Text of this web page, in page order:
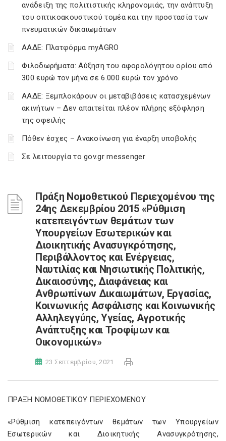
ανάδειξη της πολιτιστικής κληρονομιάς, την ανάπτυξη
του οπτικοακουστικού τομέα και την προστασία των
πνευματικών δικαιωμάτων
ΑΑΔΕ: Πλατφόρμα myAGRO
Φιλοδωρήματα: Αύξηση του αφορολόγητου ορίου από
300 ευρώ τον μήνα σε 6.000 ευρώ τον χρόνο
ΑΑΔΕ: Ξεμπλοκάρουν οι μεταβιβάσεις κατασχεμένων
ακινήτων – Δεν απαιτείται πλέον πλήρης εξόφληση
της οφειλής
Πόθεν έσχες – Ανακοίνωση για έναρξη υποβολής
Σε λειτουργία το gov.gr messenger
Πράξη Νομοθετικού Περιεχομένου της
24ης Δεκεμβρίου 2015 «Ρύθμιση
κατεπειγόντων θεμάτων των
Υπουργείων Εσωτερικών και
Διοικητικής Ανασυγκρότησης,
Περιβάλλοντος και Ενέργειας,
Ναυτιλίας και Νησιωτικής Πολιτικής,
Δικαιοσύνης, Διαφάνειας και
Ανθρωπίνων Δικαιωμάτων, Εργασίας,
Κοινωνικής Ασφάλισης και Κοινωνικής
Αλληλεγγύης, Υγείας, Αγροτικής
Ανάπτυξης και Τροφίμων και
Οικονομικών»
23 Σεπτεμβρίου, 2021
ΠΡΑΞΗ ΝΟΜΟΘΕΤΙΚΟΥ ΠΕΡΙΕΧΟΜΕΝΟΥ
«Ρύθμιση κατεπειγόντων θεμάτων των Υπουργείων
Εσωτερικών και Διοικητικής Ανασυγκρότησης,